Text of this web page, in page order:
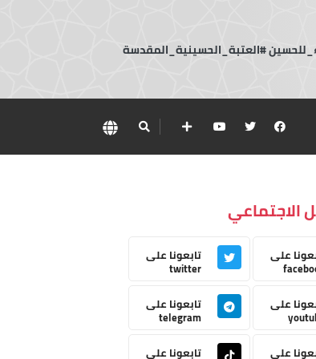
#العتبة_الحسينية_المقدسة
الاجتماعي
على تابعونا على
twitter
على
تابعونا على
telegram
على
تابعونا على